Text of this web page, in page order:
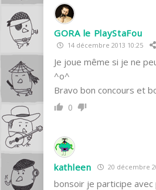
GORA le PlayStaFou
14 décembre 2013 10:25
Je joue même si je ne
^o^
Bravo bon concours et
0
kathleen 20 décembre
bonsoir je participe